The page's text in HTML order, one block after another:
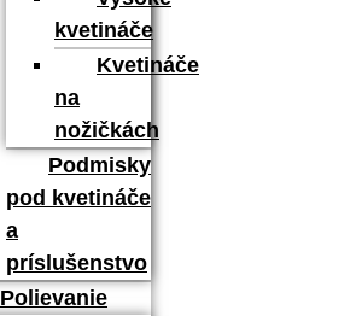
kvetináče
Kvetináče
na
nožičkách
Podmisky
pod kvetináče
a
príslušenstvo
Polievanie